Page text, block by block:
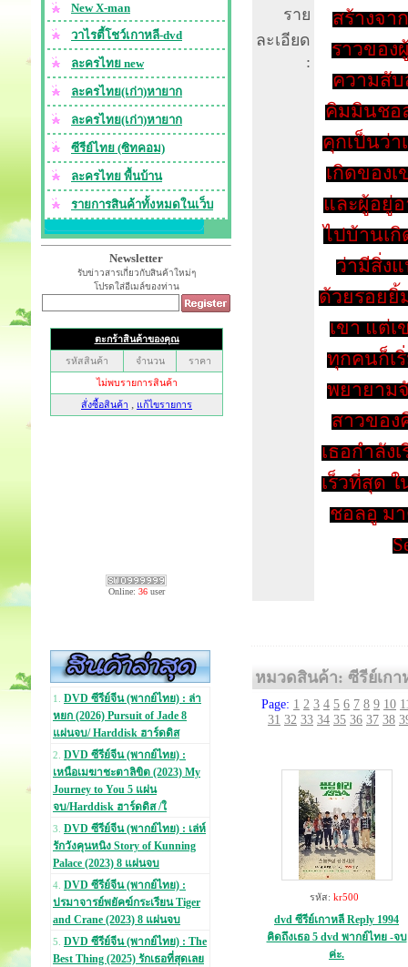
New X-man
วาไรตี้โชว์เกาหลี-dvd
ละครไทย new
ละครไทย(เก่า)หายาก
ละครไทย(เก่า)หายาก
ซีรีย์ไทย (ซิทคอม)
ละครไทย พื้นบ้าน
รายการสินค้าทั้งหมดในเว็บ
Newsletter
รับข่าวสารเกี่ยวกับสินค้าใหม่ๆ
โปรดใส่อีเมล์ของท่าน
Online: 36user
1. DVD ซีรีย์จีน (พากย์ไทย) : ล่า
หยก (2026) Pursuit of Jade 8
แผ่นจบ/ Harddisk ฮาร์ดดิส
2. DVD ซีรีย์จีน (พากย์ไทย) :
เหนือเมฆาชะตาลิขิต (2023) My
Journey to You 5 แผ่น
จบ/Harddisk ฮาร์ดดิส /ใ
3. DVD ซีรีย์จีน (พากย์ไทย) : เล่ห์
รักวังคุนหนิง Story of Kunning
Palace (2023) 8 แผ่นจบ
4. DVD ซีรีย์จีน (พากย์ไทย) :
ปรมาจารย์พยัคฆ์กระเรียน Tiger
and Crane (2023) 8 แผ่นจบ
5. DVD ซีรีย์จีน (พากย์ไทย) : The
Best Thing (2025) รักเธอที่สุดเลย
ราย
ละเอียด
:
สร้างจา
ราวของ
ความสั
คิมมินชอ
คุกเป็นว่
เกิดของ
และผู้อยู่
ไปบ้านเ
ว่ามีสิ่ง
ด้วยรอยยิ้
เขา แต่
ทุกคนก็เ
พยายาม
สาวของ
เธอกำลัง
เร็วที่สุด
ชอลอู มา
หมวดสินค้า: ซีรีย์เก
Page: 1 2 3 4 5 6 7 8 9 10
31 32 33 34 35 36 37 38
รหัส: kr500
dvd ซีรีย์เกาหลี Reply 1994
คิดถึงเธอ 5 dvd พากย์ไทย -จบ
ค่ะ.